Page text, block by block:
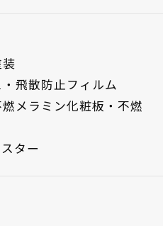
飛散防止フィルム
メラミン化粧板・不燃
ター